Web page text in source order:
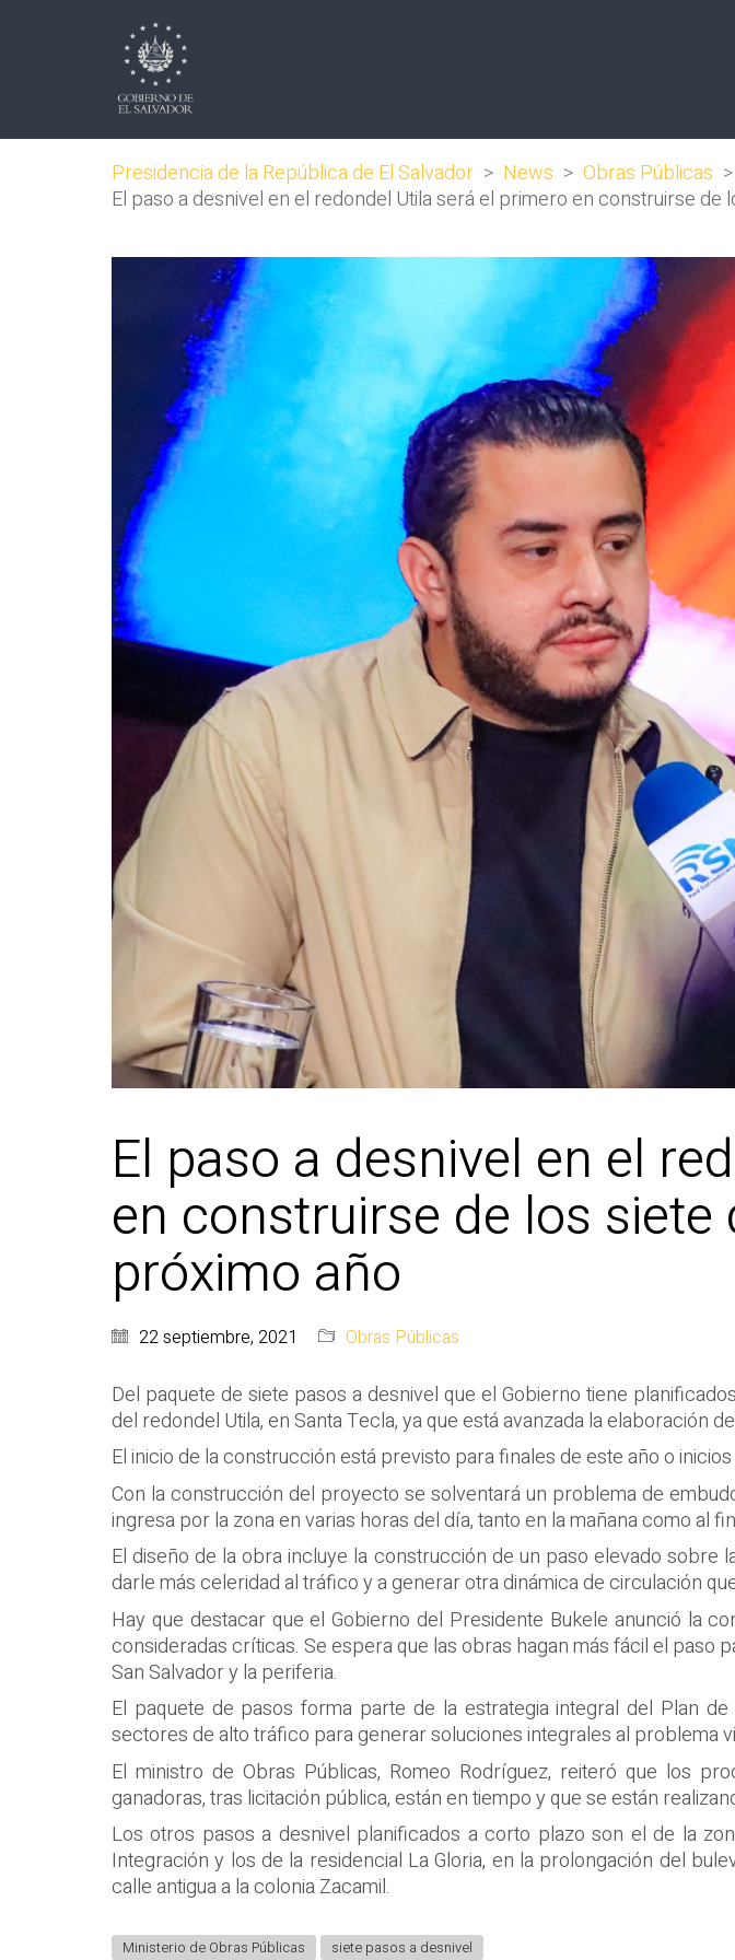
Presidencia de la República de El Salvador > News > Obras Públicas >
El paso a desnivel en el redondel Utila será el primero en construirse
El paso a desnivel en el
en construirse de los
próximo año
22 septiembre, 2021 Obras Públicas
Del paquete de siete pasos a desnivel que el Gobierno tiene
del redondel Utila, en Santa Tecla, ya que está avanzada la elaboración
El inicio de la construcción está previsto para finales de este año o
Con la construcción del proyecto se solventará un problema de
ingresa por la zona en varias horas del día, tanto en la mañana como al
El diseño de la obra incluye la construcción de un paso elevado
darle más celeridad al tráfico y a generar otra dinámica de circulación
Hay que destacar que el Gobierno del Presidente Bukele anunció la
consideradas críticas. Se espera que las obras hagan más fácil el
San Salvador y la periferia.
El paquete de pasos forma parte de la estrategia integral del Plan
sectores de alto tráfico para generar soluciones integrales al problema
El ministro de Obras Públicas, Romeo Rodríguez, reiteró que los
ganadoras, tras licitación pública, están en tiempo y que se están
Los otros pasos a desnivel planificados a corto plazo son el de la
Integración y los de la residencial La Gloria, en la prolongación del
calle antigua a la colonia Zacamil.
Ministerio de Obras Públicas siete pasos a desnivel